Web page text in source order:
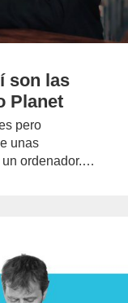
son las
Planet
pero
unas
un ordenador.…